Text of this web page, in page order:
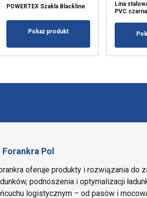
POWERTEX Szakla Blackline
Pokaż produkt
Lina
PVC czarna
Forankra Pol
oferuje produkty i rozwiązania do
podnoszenia i optymalizacji
logistycznym – od pasów i